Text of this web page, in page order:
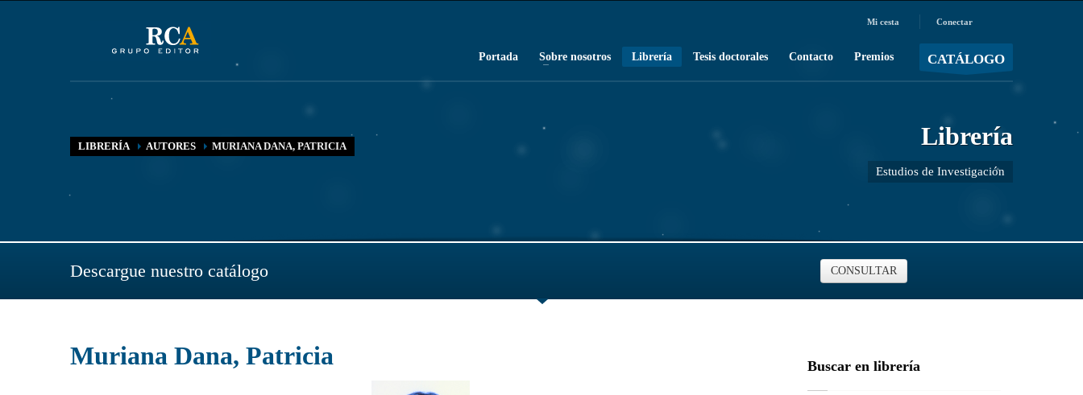
Conectar
Mi cesta
/ MOSTRAR CARRO
CATÁLOGO
Portada Sobre nosotros Librería Tesis doctorales Contacto Premios
LIBRERÍA AUTORES MURIANA DANA, PATRICIA Librería
Estudios de Investigación
Descargue nuestro catálogo CONSULTAR
Muriana Dana, Patricia Buscar en librería